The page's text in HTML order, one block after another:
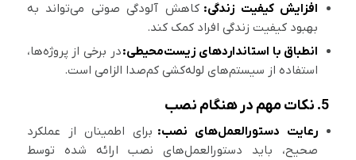
افزایش کیفیت زندگی: کاهش آلودگی صوتی می‌تواند به
بهبود کیفیت زندگی افراد کمک کند.
انطباق با استانداردهای زیست‌محیطی:در برخی از پروژه‌ها،
استفاده از سیستم‌های لوله‌کشی کم‌صدا الزامی است.
5. نکات مهم در هنگام نصب
رعایت دستورالعمل‌های نصب: برای اطمینان از عملکرد
صحیح، باید دستورالعمل‌های نصب ارائه شده توسط